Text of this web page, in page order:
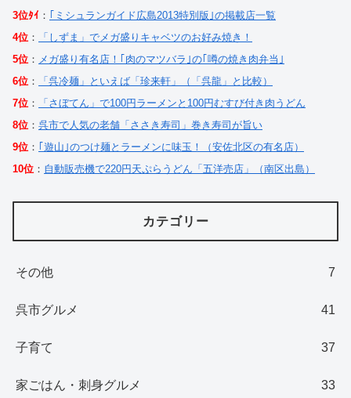
3位ﾀｲ ： ｢ミシュランガイド広島2013特別版｣の掲載店一覧
4位 ：
「しずま」でメガ盛りキャベツのお好み焼き！
5位 ： メガ盛り有名店！｢肉のマツバラ｣の｢噂の焼き肉弁当｣
6位 ：
「呉冷麺」といえば「珍来軒」（「呉龍」と比較）
7位 ：
「さぼてん」で100円ラーメンと100円むすび付き肉うどん
8位 ： 呉市で人気の老舗「ささき寿司」巻き寿司が旨い
9位 ： ｢遊山｣のつけ麺とラーメンに味玉！（安佐北区の有名店）
10位 ： 自動販売機で220円天ぷらうどん「五洋売店」（南区出島）
カテゴリー
その他 7
呉市グルメ 41
子育て 37
家ごはん・刺身グルメ 33